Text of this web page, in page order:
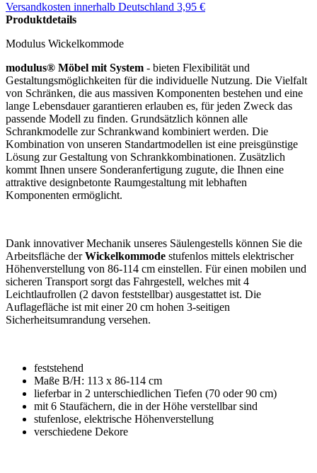
Versandkosten innerhalb Deutschland 3,95 €
Produktdetails
Modulus Wickelkommode
modulus® Möbel mit System - bieten Flexibilität und
Gestaltungsmöglichkeiten für die individuelle Nutzung. Die Vielfalt
von Schränken, die aus massiven Komponenten bestehen und eine
lange Lebensdauer garantieren erlauben es, für jeden Zweck das
passende Modell zu finden. Grundsätzlich können alle
Schrankmodelle zur Schrankwand kombiniert werden. Die
Kombination von unseren Standartmodellen ist eine preisgünstige
Lösung zur Gestaltung von Schrankkombinationen. Zusätzlich
kommt Ihnen unsere Sonderanfertigung zugute, die Ihnen eine
attraktive designbetonte Raumgestaltung mit lebhaften
Komponenten ermöglicht.
Dank innovativer Mechanik unseres Säulengestells können Sie die
Arbeitsfläche derWickelkommode stufenlos mittels elektrischer
Höhenverstellung von 86-114 cm einstellen. Für einen mobilen und
sicheren Transport sorgt das Fahrgestell, welches mit 4
Leichtlaufrollen (2 davon feststellbar) ausgestattet ist. Die
Auflagefläche ist mit einer 20 cm hohen 3-seitigen
Sicherheitsumrandung versehen.
feststehend
Maße B/H: 113 x 86-114 cm
lieferbar in 2 unterschiedlichen Tiefen (70 oder 90 cm)
mit 6 Staufächern, die in der Höhe verstellbar sind
stufenlose, elektrische Höhenverstellung
verschiedene Dekore